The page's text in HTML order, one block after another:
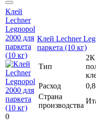
Клей
Lechner
Legnopol
2000 для
паркета
(10 кг)
0
Клей Lechner
паркета (10 кг)
Тип
2К
Расход
Страна
производства